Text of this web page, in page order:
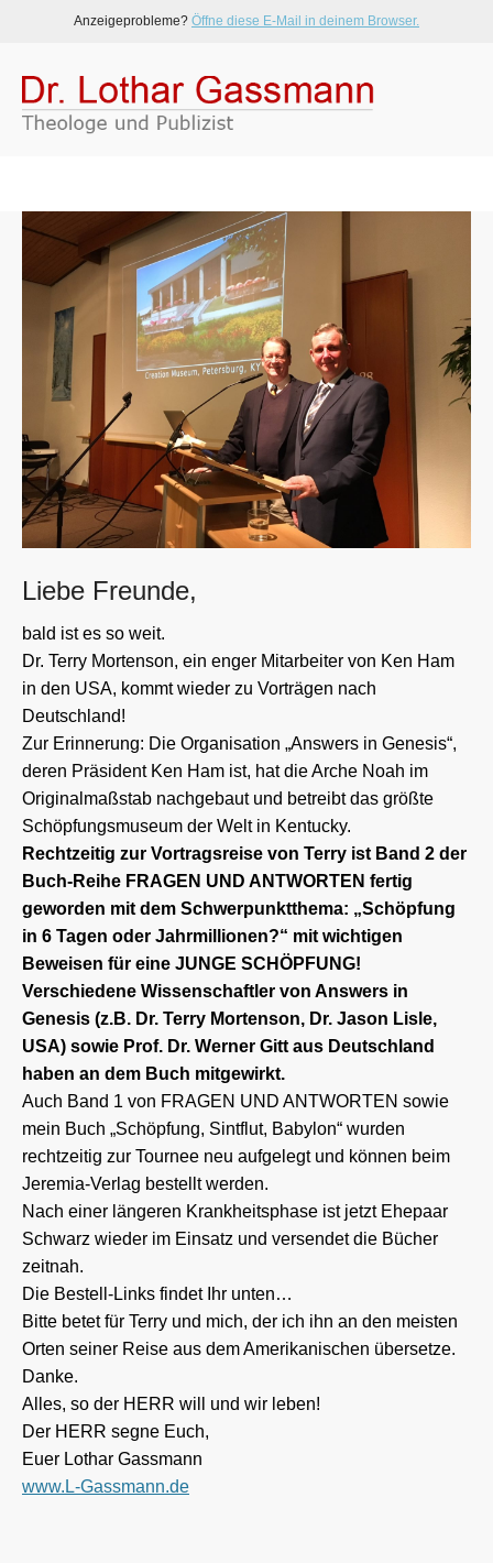
Anzeigeprobleme? Öffne diese E-Mail in deinem Browser.
Liebe Freunde,
bald ist es so weit.
Dr. Terry Mortenson, ein enger Mitarbeiter von Ken Ham
in den USA, kommt wieder zu Vorträgen nach
Deutschland!
Zur Erinnerung: Die Organisation „Answers in Genesis“,
deren Präsident Ken Ham ist, hat die Arche Noah im
Originalmaßstab nachgebaut und betreibt das größte
Schöpfungsmuseum der Welt in Kentucky.
Rechtzeitig zur Vortragsreise von Terry ist Band 2 der
Buch-Reihe FRAGEN UND ANTWORTEN fertig
geworden mit dem Schwerpunktthema: „Schöpfung
in 6 Tagen oder Jahrmillionen?“ mit wichtigen
Beweisen für eine JUNGE SCHÖPFUNG!
Verschiedene Wissenschaftler von Answers in
Genesis (z.B. Dr. Terry Mortenson, Dr. Jason Lisle,
USA) sowie Prof. Dr. Werner Gitt aus Deutschland
haben an dem Buch mitgewirkt.
Auch Band 1 von FRAGEN UND ANTWORTEN sowie
mein Buch „Schöpfung, Sintflut, Babylon“ wurden
rechtzeitig zur Tournee neu aufgelegt und können beim
Jeremia-Verlag bestellt werden.
Nach einer längeren Krankheitsphase ist jetzt Ehepaar
Schwarz wieder im Einsatz und versendet die Bücher
zeitnah.
Die Bestell-Links findet Ihr unten…
Bitte betet für Terry und mich, der ich ihn an den meisten
Orten seiner Reise aus dem Amerikanischen übersetze.
Danke.
Alles, so der HERR will und wir leben!
Der HERR segne Euch,
Euer Lothar Gassmann
www.L-Gassmann.de